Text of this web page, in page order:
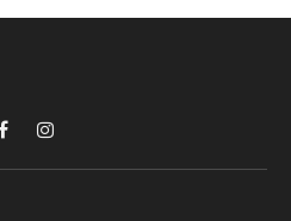
FacebookInstagram